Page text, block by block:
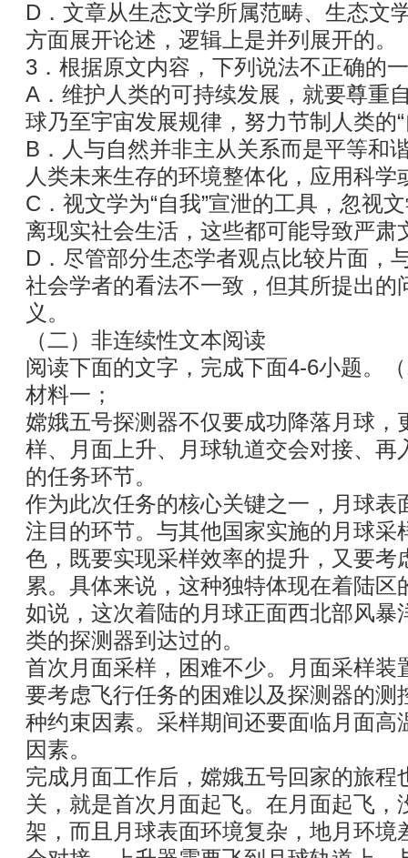
D．文章从生态文学所属范畴、生态文
方面展开论述，逻辑上是并列展开的。
3．根据原文内容，下列说法不正确的
A．维护人类的可持续发展，就要尊重
球乃至宇宙发展规律，努力节制人类的
B．人与自然并非主从关系而是平等和
人类未来生存的环境整体化，应用科
C．视文学为“自我”宣泄的工具，忽视
离现实社会生活，这些都可能导致严肃
D．尽管部分生态学者观点比较片面，
社会学者的看法不一致，但其所提出的
义。
（二）非连续性文本阅读
阅读下面的文字，完成下面4-6小题。
材料一；
嫦娥五号探测器不仅要成功降落月球，
样、月面上升、月球轨道交会对接、再
的任务环节。
作为此次任务的核心关键之一，月球表
注目的环节。与其他国家实施的月球采
色，既要实现采样效率的提升，又要考
累。具体来说，这种独特体现在着陆区
如说，这次着陆的月球正面西北部风暴
类的探测器到达过的。
首次月面采样，困难不少。月面采样装
要考虑飞行任务的困难以及探测器的测
种约束因素。采样期间还要面临月面高
因素。
完成月面工作后，嫦娥五号回家的旅程
关，就是首次月面起飞。在月面起飞，
架，而且月球表面环境复杂，地月环境